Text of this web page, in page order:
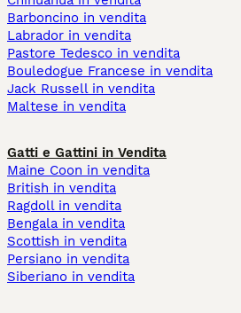
Barboncino in vendita
Labrador in vendita
Pastore Tedesco in vendita
Bouledogue Francese in vendita
Jack Russell in vendita
Maltese in vendita
Gatti e Gattini in Vendita
Maine Coon in vendita
British in vendita
Ragdoll in vendita
Bengala in vendita
Scottish in vendita
Persiano in vendita
Siberiano in vendita